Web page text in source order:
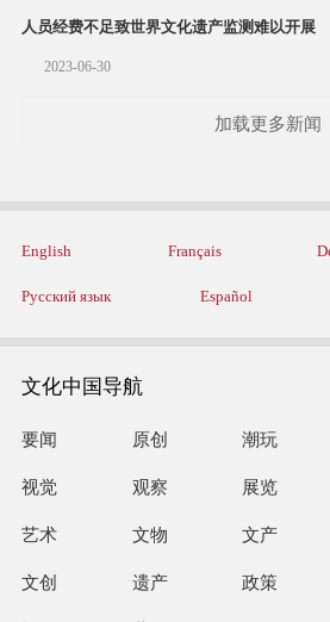
人员经费不足致世界文化遗产监测难以开展
2023-06-30
加载更多新闻
English Français
Русский язык Español
文化中国导航
要闻 原创 潮玩
视觉 观察 展览
艺术 文物 文产
文创 遗产 政策